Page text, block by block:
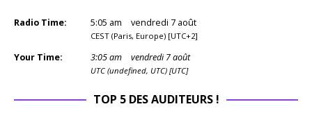
Radio Time: 5:05 am vendredi 7 août
CEST (Paris, Europe) [UTC+2]
Your Time: 3:05am vendredi 7 août
UTC (undefined, UTC) [UTC]
TOP 5 DES AUDITEURS !